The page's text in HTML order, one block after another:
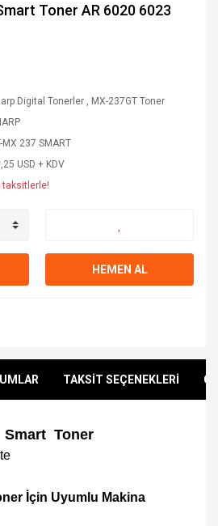
Toner AR 6020 6023
Digital Tonerler , MX-237GT Toner
MX 237 SMART
USD + KDV
taksitlerle!
HEMEN AL
TAKSİT SEÇENEKLERİ
Smart Toner
İçin Uyumlu Makina